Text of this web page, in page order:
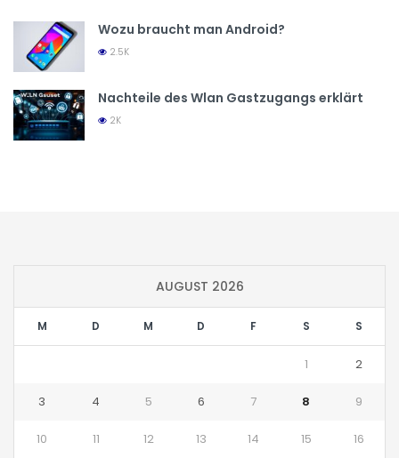
Wozu braucht man Android?
2.5K
Nachteile des Wlan Gastzugangs erklärt
2K
AUGUST 2026
M D M D F S S
1 2
3 4 5 6 7 8 9
10 11 12 13 14 15 16